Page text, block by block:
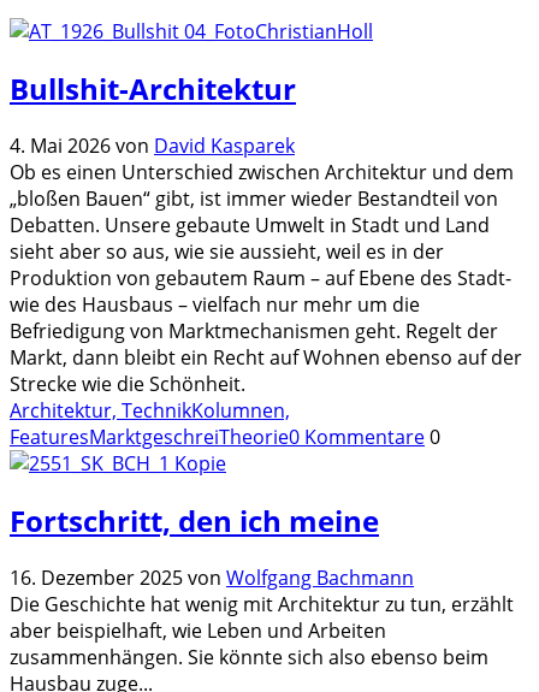
Bullshit-Architektur
4. Mai 2026von David Kasparek
Ob es einen Unterschied zwischen Architektur und dem
„bloßen Bauen“ gibt, ist immer wieder Bestandteil von
Debatten. Unsere gebaute Umwelt in Stadt und Land
sieht aber so aus, wie sie aussieht, weil es in der
Produktion von gebautem Raum – auf Ebene des Stadt-
wie des Hausbaus – vielfach nur mehr um die
Befriedigung von Marktmechanismen geht. Regelt der
Markt, dann bleibt ein Recht auf Wohnen ebenso auf der
Strecke wie die Schönheit.
Architektur, TechnikKolumnen,
FeaturesMarktgeschreiTheorie0 Kommentare0
Fortschritt, den ich meine
16. Dezember 2025von Wolfgang Bachmann
Die Geschichte hat wenig mit Architektur zu tun, erzählt
aber beispielhaft, wie Leben und Arbeiten
zusammenhängen. Sie könnte sich also ebenso beim
Hausbau zuge...